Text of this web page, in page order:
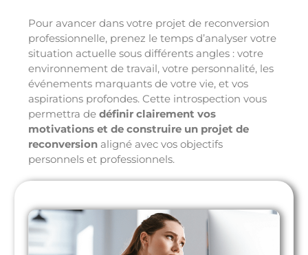
Pour avancer dans votre projet de reconversion
professionnelle, prenez le temps d’analyser votre
situation actuelle sous différents angles : votre
environnement de travail, votre personnalité, les
événements marquants de votre vie, et vos
aspirations profondes. Cette introspection vous
permettra dedéfinir clairement vos
motivations et de construire un projet de
reconversion aligné avec vos objectifs
personnels et professionnels.